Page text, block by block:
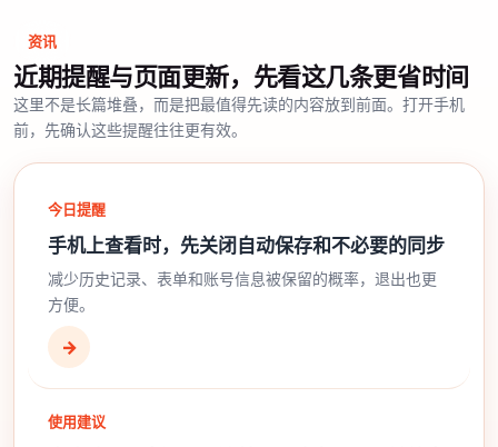
资讯
近期提醒与页面更新，先看这几条更省时间
这里不是长篇堆叠，而是把最值得先读的内容放到前面。打开手机
前，先确认这些提醒往往更有效。
今日提醒
手机上查看时，先关闭自动保存和不必要的同步
减少历史记录、表单和账号信息被保留的概率，退出也更
方便。
→
使用建议